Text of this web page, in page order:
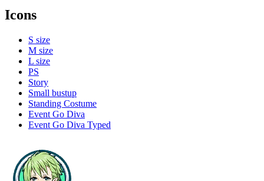
Icons
S size
M size
L size
PS
Story
Small bustup
Standing Costume
Event Go Diva
Event Go Diva Typed